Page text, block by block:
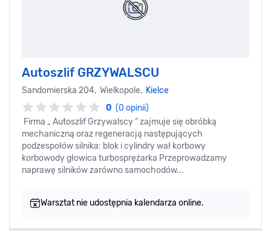
Autoszlif GRZYWALSCU
Sandomierska 204, Wielkopole, Kielce
0 (0 opinii)
Firma „ Autoszlif Grzywalscy ” zajmuje się obróbką
mechaniczną oraz regeneracją następujących
podzespołów silnika: blok i cylindry wał korbowy
korbowody głowica turbosprężarka Przeprowadzamy
naprawę silników zarówno samochodów...
Warsztat nie udostępnia kalendarza online.